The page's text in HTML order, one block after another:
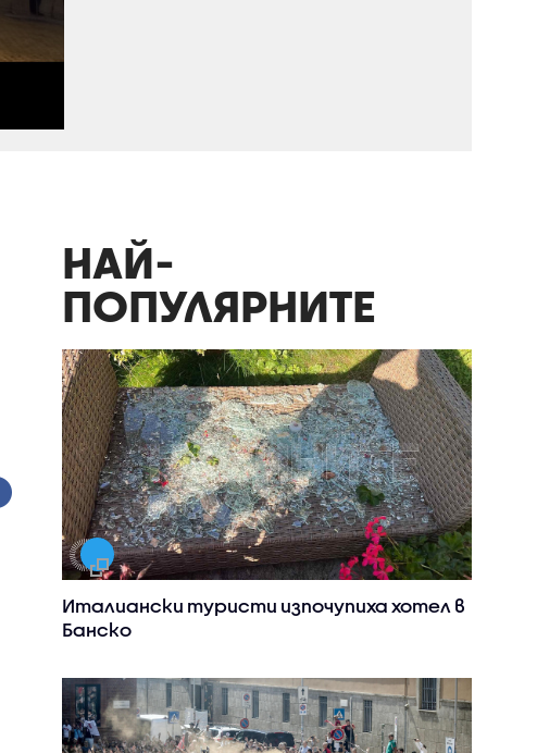
НАЙ-
ПОПУЛЯРНИТЕ
Италиански туристи изпочупиха хотел в
Банско